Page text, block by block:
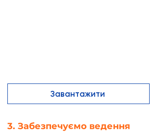
Завантажити
3. Забезпечуємо ведення